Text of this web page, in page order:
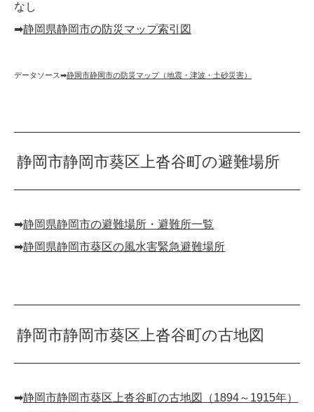
なし
➡︎静岡県静岡市の防災マップ索引図
データソース➡︎静岡市静岡市の防災マップ（地震・津波・土砂災害）
静岡市静岡市葵区上沓谷町の避難場所
➡︎静岡県静岡市の避難場所・避難所一覧
➡︎静岡県静岡市葵区の風水害緊急避難場所
静岡市静岡市葵区上沓谷町の古地図
➡︎静岡市静岡市葵区上沓谷町の古地図（1894～1915年）